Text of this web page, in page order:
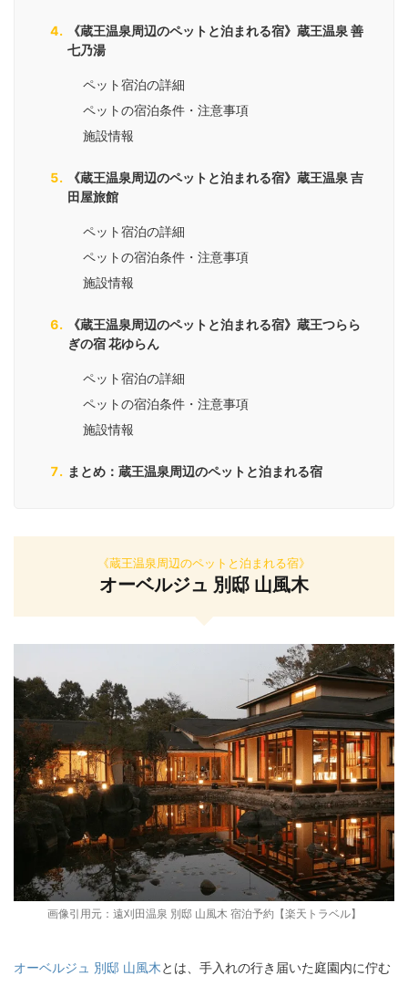
《蔵王温泉周辺のペットと泊まれる宿》蔵王温泉 善
七乃湯
ペット宿泊の詳細
ペットの宿泊条件・注意事項
施設情報
《蔵王温泉周辺のペットと泊まれる宿》蔵王温泉 吉
田屋旅館
ペット宿泊の詳細
ペットの宿泊条件・注意事項
施設情報
《蔵王温泉周辺のペットと泊まれる宿》蔵王つらら
ぎの宿 花ゆらん
ペット宿泊の詳細
ペットの宿泊条件・注意事項
施設情報
まとめ：蔵王温泉周辺のペットと泊まれる宿
《蔵王温泉周辺のペットと泊まれる宿》
オーベルジュ 別邸 山風木
画像引用元： 遠刈田温泉 別邸 山風木 宿泊予約【楽天トラベル】
オーベルジュ 別邸 山風木とは、手入れの行き届いた庭園内に佇む